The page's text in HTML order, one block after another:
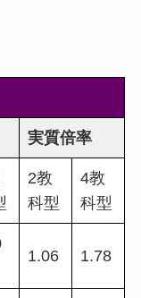
実質倍率
2教
科型
4教
科型
1.06 1.78